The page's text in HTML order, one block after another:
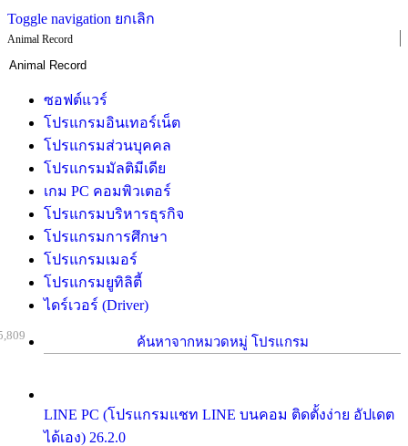
Toggle navigation ยกเลิก
Animal Record
ซอฟต์แวร์
โปรแกรมอินเทอร์เน็ต
โปรแกรมส่วนบุคคล
โปรแกรมมัลติมีเดีย
เกม PC คอมพิวเตอร์
โปรแกรมบริหารธุรกิจ
โปรแกรมการศึกษา
โปรแกรมเมอร์
โปรแกรมยูทิลิตี้
ไดร์เวอร์ (Driver)
ค้นหาจากหมวดหมู่ โปรแกรม
LINE PC (โปรแกรมแชท LINE บนคอม ติดตั้งง่าย อัปเดต
ได้เอง) 26.2.0